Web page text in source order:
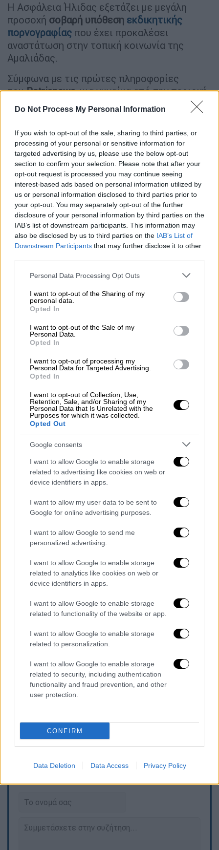
Do Not Process My Personal Information
If you wish to opt-out of the sale, sharing to third parties, or
processing of your personal or sensitive information for
targeted advertising by us, please use the below opt-out
section to confirm your selection. Please note that after your
opt-out request is processed you may continue seeing
interest-based ads based on personal information utilized by
us or personal information disclosed to third parties prior to
your opt-out. You may separately opt-out of the further
disclosure of your personal information by third parties on the
IAB’s list of downstream participants. This information may
also be disclosed by us to third parties on the IAB’s List of
Downstream Participants that may further disclose it to other
Please note that this website/app uses one or more Google
not limited to your visit or usage behaviour. You may click to
grant or deny consent to Google and its third-party tags to
use your data for below specified purposes in below Google
consent section.
Personal Data Processing Opt Outs
I want to opt-out of the Sharing of my
personal data.
Opted In
I want to opt-out of the Sale of my
Personal Data.
Opted In
I want to opt-out of processing my
Personal Data for Targeted Advertising.
Opted In
I want to opt-out of Collection, Use,
Retention, Sale, and/or Sharing of my
Personal Data that Is Unrelated with the
Purposes for which it was collected.
Opted Out
Google consents
I want to allow Google to enable storage
related to advertising like cookies on web or
device identifiers in apps.
I want to allow my user data to be sent to
Google for online advertising purposes.
I want to allow Google to send me
personalized advertising.
I want to allow Google to enable storage
related to analytics like cookies on web or
device identifiers in apps.
I want to allow Google to enable storage
related to functionality of the website or app.
I want to allow Google to enable storage
related to personalization.
I want to allow Google to enable storage
related to security, including authentication
functionality and fraud prevention, and other
user protection.
CONFIRM
Data Deletion Data Access Privacy Policy
Η Ασφάλεια Ήλιδας εξετάζει με μεγάλη
προσοχή σοβαρή υπόθεση εκδικητικής
πορνογραφίας που έχει προκαλέσει
αναστάτωση στην τοπική κοινωνία της
Αμαλιάδας.
Σύμφωνα με τις πρώτες πληροφορίες
τουPatrisnews, μια γυναίκα από την περιοχή
έπεσε θύμα εκβιαστών
, οι οποίοι
κατόρθωσαν να αποκτήσουν ένα βίντεο που
την απεικόνιζεγυμνήκαι το δημοσιοποίησαν
σε δημοφιλή πλατφόρμα κοινωνικής
δικτύωσης.
ΔΙΑΒΑΣΤΕ ΕΠΙΣΗΣ
Ελλάδα|04.05.2024 14:20
Σύλληψη στην Κρήτη για revenge
porn και ενδοοικογενειακή βία: Τι
συνέβη
Ελλάδα 24.06.2024 07:41
αξιωματικός της ΕΛΑΣ για revenge
porn - 22χρονη συνάδελφός του τον
«έδειξε» ως τον μόνο υπαίτιο
Τι συνέβη
Η άτυχη γυναίκα αρχικά δέχθηκε απειλητικά
μηνύματα από τους δράστες, οι οποίοι την
ενημέρωσαν πως κατέχουν το
επίμαχοβίντεο
απαιτούσαν χρηματικό ποσό για να μην
αναρτήσουν το υλικό στα κοινωνικά δίκτυα.
Εκείνη υπό τον φόβο της έκθεσης των
προσωπικών της στιγμών αποφάσισε να
Η καταβολή των χρημάτων όμως δεν ήταν
αρκετή για τους εκβιαστές, αφού μετά την
πρώτη πληρωμή, οι δράστες επανήλθαν με
Η γυναίκα, βλέποντας ότι η κατάσταση δεν
θα είχε τέλος, αρνήθηκε να συνεχίσει τις
σε αντίποινα, οι εκβιαστές
δημοσίευσαν το βίντεο στην δημοφιλή
πλατφόρμα, προκαλώντας σοκ και τεράστια
ψυχολογική πίεση στο θύμα.
Η υπόθεση πλέον βρίσκεται στα χέρια των
αστυνομικών της Ασφάλειας Ήλιδας, οι
οποίοι ερευνούν το περιστατικό με την
μέγιστη δυνατή προσοχή. Παράλληλα, έχει
ενημερωθεί και η Δίωξη Ηλεκτρονικού
σύλληψη των δραστών.
Τα σχολιά σας δημοσιεύονται άμεσα με δική σας ευθύνη. Το